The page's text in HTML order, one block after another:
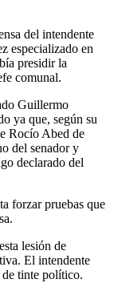
del intendente
especializado en
presidir la
comunal.
Guillermo
ya que, según su
Rocío Abed de
del senador y
declarado del
forzar pruebas que
lesión de
El intendente
de tinte político.